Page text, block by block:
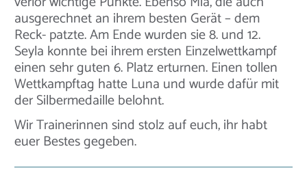
ausgerechnet an ihrem besten Gerät – dem
Reck- patzte. Am Ende wurden sie 8. und 12.
Seyla konnte bei ihrem ersten Einzelwettkampf
einen sehr guten 6. Platz erturnen. Einen tollen
Wettkampftag hatte Luna und wurde dafür mit
der Silbermedaille belohnt.
Wir Trainerinnen sind stolz auf euch, ihr habt
euer Bestes gegeben.